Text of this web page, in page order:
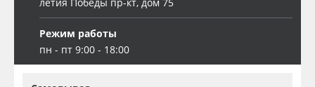
Режим работы
пн - пт 9:00 - 18:00